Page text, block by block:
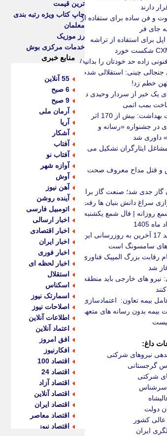
دارند
و فن ساده برای ستفاده از
جای فر
برای استفاده از تراشه
زاده حد خودتان را بدانید/
جنجالی چینی: استقلالی شدم
خطم زد!
یک خبر از سردار وحیدی در
بمب اتمی
وزارت بهداشت: بیش از 170 اثر
در جشنواره «رسانه و
داوری شد
ایثارگران تشکیل می
و قتل مداح معروف صحت
گاز جدی شد؛ صنعت گاز برای
سراغ دانش بنیان ها رفت
روزانه | فال شمع یکشنبه
اندروید 17 آخرین به روزرسانی این
سامسونگ است
رقابت بزرگ المپیک فناوری
نیرو های خارجی باید منطقه
بیمه تعاون: اعتمادسازی
بیمه بدون رسانه های متعهد
داغ:
نیروهای شرکتی
گرجستانی
شرکتی
سرشناس
دولت
عالی کشور
ایران
ترین قیمت
چاپ کتاب ویژه رتبه بندی
معلمان
رز موزیک
خدمات مرکزی بوش
منابع خبری
55 آنلاین
6 صبح
9 صبح
آرمان ملی
آریا
آشکار
آفتاب
آفتاب نو
آوازه شهر
آوش
آهن نیوز
آینده روشن
اتومبیل فارسی
اخبار ارسالی
اخبار اقتصادی
اخبار ایران
اخبار فوری
اخبار لحظه ای
استقلال
اسکناس
اسمارتک نیوز
اصلاحات نیوز
اطلاعات آنلاین
اعتماد آنلاین
افق امروز
افکارنیوز
اقتصاد 100
اقتصاد 24
اقتصاد آزاد
اقتصاد آنلاین
اقتصاد ایران
اقتصاد معاصر
اقتصاد نیوز